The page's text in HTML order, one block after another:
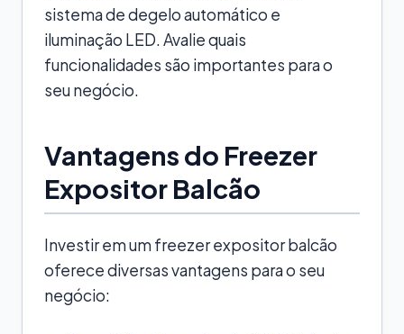
sistema de degelo automático e
iluminação LED. Avalie quais
funcionalidades são importantes para o
seu negócio.
Vantagens do Freezer
Expositor Balcão
Investir em um freezer expositor balcão
oferece diversas vantagens para o seu
negócio: